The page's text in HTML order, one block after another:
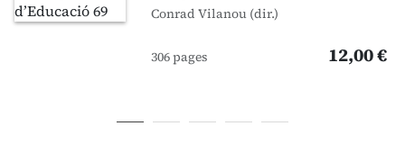
Conrad Vilanou (dir.)
306 pages 12,00 €